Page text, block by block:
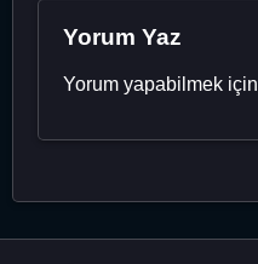
Yorum Yaz
Yorum yapabilmek için